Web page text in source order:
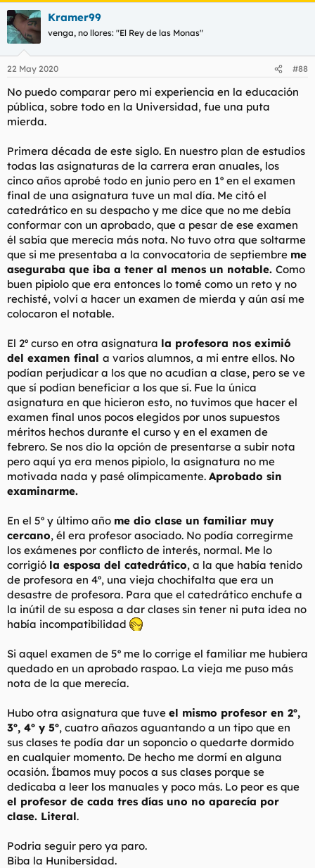
Kramer99
venga, no llores: "El Rey de las Monas"
22 May 2020 #88
No puedo comparar pero mi experiencia en la educación
pública, sobre todo en la Universidad, fue una puta
mierda.
Primera década de este siglo. En nuestro plan de estudios
todas las asignaturas de la carrera eran anuales, los
cinco años aprobé todo en junio pero en 1º en el examen
final de una asignatura tuve un mal día. Me citó el
catedrático en su despacho y me dice que no me debía
conformar con un aprobado, que a pesar de ese examen
él sabía que merecía más nota. No tuvo otra que soltarme
que si me presentaba a la convocatoria de septiembre me
aseguraba que iba a tener al menos un notable. Como
buen pipiolo que era entonces lo tomé como un reto y no
rechisté, volví a hacer un examen de mierda y aún así me
colocaron el notable.
El 2º curso en otra asignatura la profesora nos eximió
del examen final a varios alumnos, a mi entre ellos. No
podían perjudicar a los que no acudían a clase, pero se ve
que sí podían beneficiar a los que sí. Fue la única
asignatura en que hicieron esto, no tuvimos que hacer el
examen final unos pocos elegidos por unos supuestos
méritos hechos durante el curso y en el examen de
febrero. Se nos dio la opción de presentarse a subir nota
pero aquí ya era menos pipiolo, la asignatura no me
motivada nada y pasé olímpicamente. Aprobado sin
examinarme.
En el 5º y último año me dio clase un familiar muy
cercano, él era profesor asociado. No podía corregirme
los exámenes por conflicto de interés, normal. Me lo
corrigió la esposa del catedrático, a la que había tenido
de profesora en 4º, una vieja chochifalta que era un
desastre de profesora. Para que el catedrático enchufe a
la inútil de su esposa a dar clases sin tener ni puta idea no
había incompatibilidad
Si aquel examen de 5º me lo corrige el familiar me hubiera
quedado en un aprobado raspao. La vieja me puso más
nota de la que merecía.
Hubo otra asignatura que tuve el mismo profesor en 2º,
3º, 4º y 5º, cuatro añazos aguantando a un tipo que en
sus clases te podía dar un soponcio o quedarte dormido
en cualquier momento. De hecho me dormí en alguna
ocasión. Íbamos muy pocos a sus clases porque se
dedicaba a leer los manuales y poco más. Lo peor es que
el profesor de cada tres días uno no aparecía por
clase. Literal.
Podria seguir pero ya paro.
Biba la Hunibersidad.